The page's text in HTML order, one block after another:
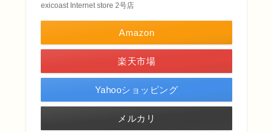
exicoast Internet store 2号店
Amazon
楽天市場
Yahooショッピング
メルカリ